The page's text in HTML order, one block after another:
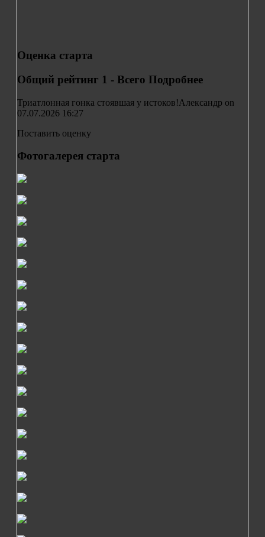
Оценка старта
Общий рейтинг 1 - Всего Подробнее
Триатлонная гонка стоявшая у истоков!Александр on
07.07.2026 16:27
Поставить оценку
Фотогалерея старта